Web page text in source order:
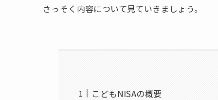
さっそく内容について見ていきましょう。
こどもNISAの概要